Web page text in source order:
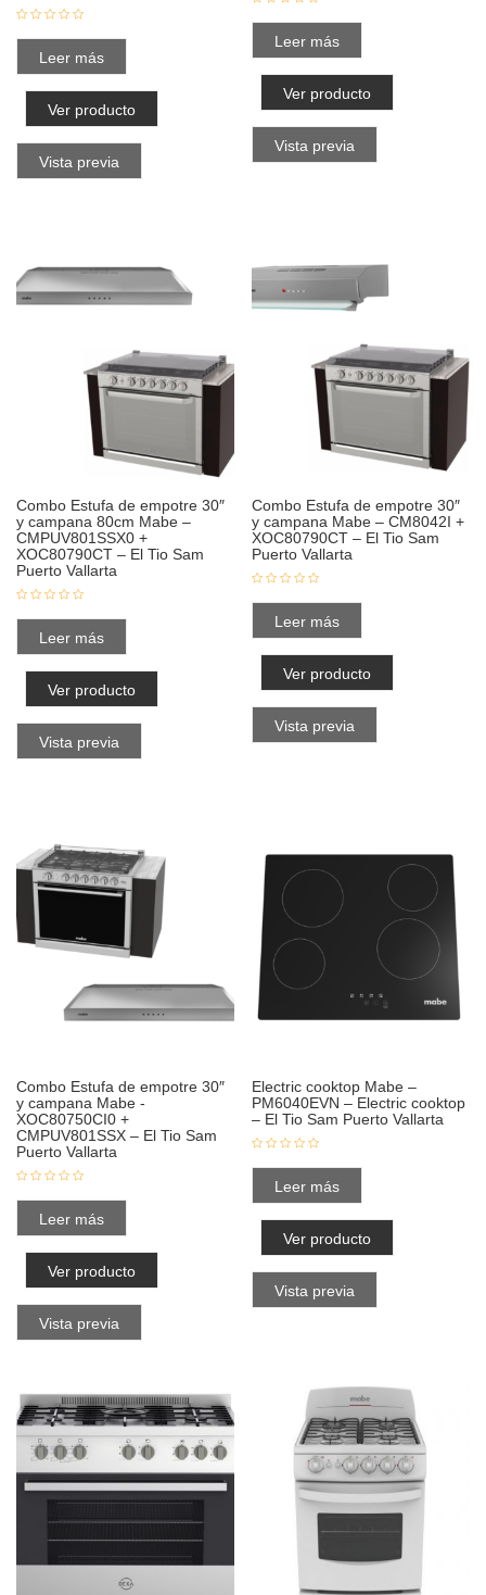
Leer más
Ver producto
Vista previa
Leer más
Ver producto
Vista previa
Combo Estufa de empotre 30″
y campana 80cm Mabe –
CMPUV801SSX0 +
XOC80790CT – El Tio Sam
Puerto Vallarta
Leer más
Ver producto
Vista previa
Combo Estufa de empotre 30″
y campana Mabe – CM8042I +
XOC80790CT – El Tio Sam
Puerto Vallarta
Leer más
Ver producto
Vista previa
Combo Estufa de empotre 30″
y campana Mabe -
XOC80750CI0 +
CMPUV801SSX – El Tio Sam
Puerto Vallarta
Leer más
Ver producto
Vista previa
Electric cooktop Mabe –
PM6040EVN – Electric cooktop
– El Tio Sam Puerto Vallarta
Leer más
Ver producto
Vista previa